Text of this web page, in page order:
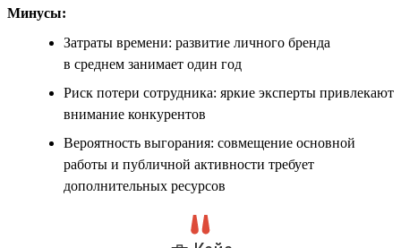
Минусы:
Затраты времени: развитие личного бренда
в среднем занимает один год
Риск потери сотрудника: яркие эксперты привлекают
внимание конкурентов
Вероятность выгорания: совмещение основной
работы и публичной активности требует
дополнительных ресурсов